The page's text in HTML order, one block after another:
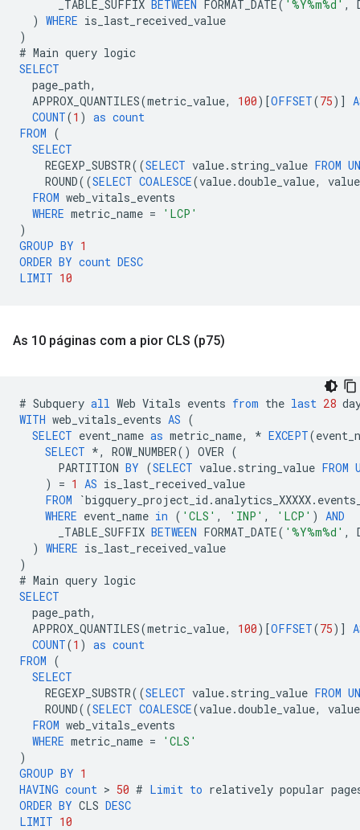
_TABLE_SUFFIX BETWEEN FORMAT_DATE( '%Y%m%d' ,
) WHERE is_last_received_value
)
# Main query logic
SELECT
page_path,
APPROX_QUANTILES(metric_value, 100)[OFFSET(75)]
COUNT(1 ) as count
FROM (
SELECT
REGEXP_SUBSTR((SELECT value. string_value FROM
ROUND((SELECT COALESCE(value.double_value,
value
FROM web_vitals_events
WHERE metric_name =
'LCP'
)
GROUP BY 1
ORDER BY count DESC
LIMIT 10
As 10 páginas com a pior CLS (p75)
# Subquery all Web Vitals events from the last 28
WITH web_vitals_events AS (
SELECT event_name as metric_name, * EXCEPT(
SELECT *, ROW_NUMBER() OVER (
PARTITION BY (SELECT value. string_value FROM
)
= 1 AS is_last_received_value
FROM
`bigquery_project_id .analytics_XXXXX.
WHERE event_name in ( 'CLS' , 'INP' , 'LCP' )
AND
_TABLE_SUFFIX BETWEEN FORMAT_DATE( '%Y%m%d' ,
) WHERE is_last_received_value
)
# Main query logic
SELECT
page_path,
APPROX_QUANTILES(metric_value, 100)[OFFSET(75)]
COUNT(1 ) as count
FROM (
SELECT
REGEXP_SUBSTR((SELECT value. string_value FROM
ROUND((SELECT COALESCE(value.double_value,
value
FROM web_vitals_events
WHERE metric_name =
'CLS'
)
GROUP BY 1
HAVING count > 50 # Limit to relatively popular
ORDER BY CLS DESC
LIMIT 10